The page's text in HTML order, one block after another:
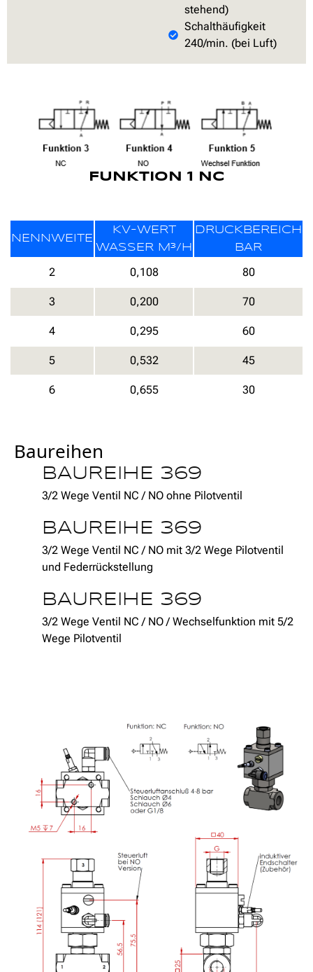
stehend)
Schalthäufigkeit
240/min. (bei Luft)
FUNKTION 1 NC
NENNWEITE
KV-WERT
WASSER M³/H
DRUCKBEREICH
BAR
2 0,108 80
3 0,200 70
4 0,295 60
5 0,532 45
6 0,655 30
Baureihen
BAUREIHE 369
3/2 Wege Ventil NC / NO ohne Pilotventil
BAUREIHE 369
3/2 Wege Ventil NC / NO mit 3/2 Wege Pilotventil
und Federrückstellung
BAUREIHE 369
3/2 Wege Ventil NC / NO / Wechselfunktion mit 5/2
Wege Pilotventil